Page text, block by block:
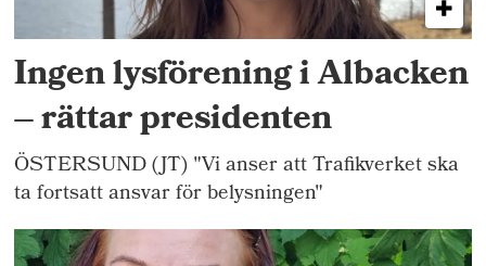
Ingen lysförening i Albacken
– rättar presidenten
ÖSTERSUND (JT) "Vi anser att Trafikverket ska
ta fortsatt ansvar för belysningen"